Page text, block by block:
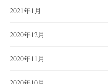
2021年1月
2020年12月
2020年11月